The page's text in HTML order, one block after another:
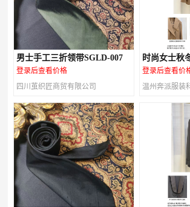
男士手工三折领带SGLD-007
登录后查看价格
四川茧织匠商贸有限公司
时尚女士秋
登录后查看价
温州奔派服装